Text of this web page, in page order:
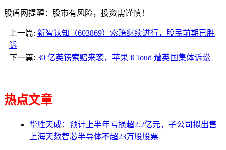
股盾网提醒：股市有风险，投资需谨慎！
上一篇: 新智认知（603869）索赔继续进行，股民前期已胜
诉
下一篇: 30 亿英镑索赔来袭，苹果 iCloud 遭英国集体诉讼
热点文章
华胜天成：预计上半年亏损超2.2亿元，子公司拟出售
上海天数智芯半导体不超23万股股票